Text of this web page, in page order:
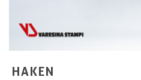
HAKEN